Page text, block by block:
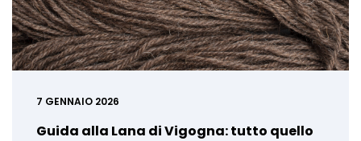
7 GENNAIO 2026
Guida alla Lana di Vigogna: tutto quello